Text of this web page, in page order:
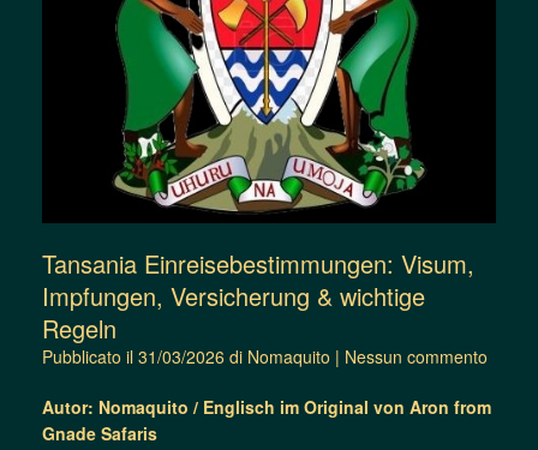
Tansania Einreisebestimmungen: Visum,
Impfungen, Versicherung & wichtige
Regeln
Pubblicato il 31/03/2026 di Nomaquito | Nessun commento
Autor: Nomaquito / Englisch im Original von Aron from
Gnade Safaris